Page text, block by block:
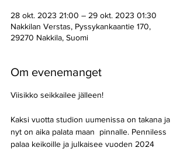
28 okt. 2023 21:00 – 29 okt. 2023 01:30
Nakkilan Verstas, Pyssykankaantie 170,
29270 Nakkila, Suomi
Om evenemanget
Viisikko seikkailee jälleen!
Kaksi vuotta studion uumenissa on takana ja
nyt on aika palata maan  pinnalle. Penniless
palaa keikoille ja julkaisee vuoden 2024